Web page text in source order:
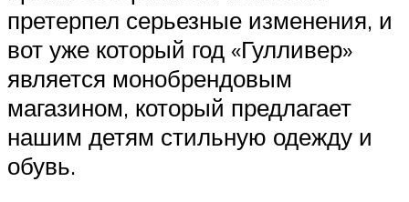
претерпел серьезные изменения, и
вот уже который год «Гулливер»
является монобрендовым
магазином, который предлагает
нашим детям стильную одежду и
обувь.